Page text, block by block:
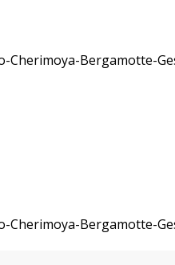
Bergamotte-
Bergamotte-